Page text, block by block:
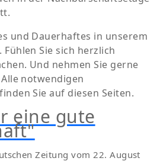
und Dauerhaftes in unserem
Sie sich herzlich
Und nehmen Sie gerne
notwendigen
Sie auf diesen Seiten.
eine gute
Zeitung vom 22. August